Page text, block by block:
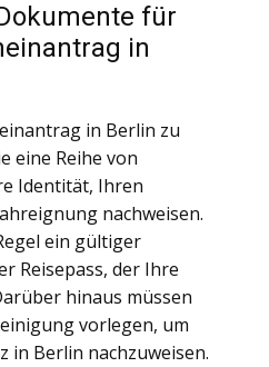
für
in
in Berlin zu
eine Reihe von
Identität, Ihren
nachweisen.
ein gültiger
Reisepass, der Ihre
hinaus müssen
vorlegen, um
in Berlin nachzuweisen.